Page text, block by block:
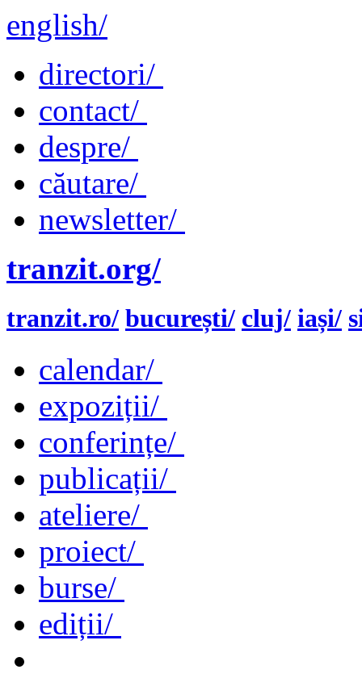
english/
directori/
contact/
despre/
căutare/
newsletter/
tranzit.org/
tranzit.ro/ bucurești/ cluj/ iași/
calendar/
expoziții/
conferințe/
publicații/
ateliere/
proiect/
burse/
ediții/